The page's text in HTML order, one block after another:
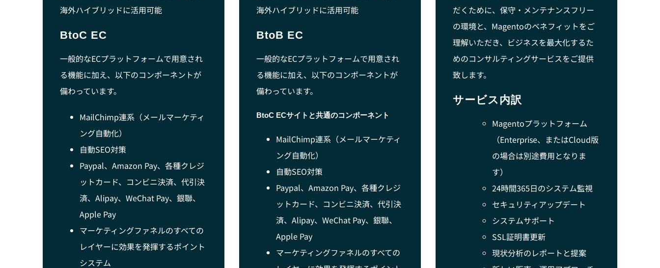
海外ハイブリッドに活用可能
BtoC EC
一般的なECプラットフォームで用意され
る機能に加え、以下のコンポーネントが
備わっています。
MailChimp連系（メールマーケティ
ング自動化）
自動SEO対策
Paypal、Amazon Pay、各種クレジ
ットカード、コンビニ決済、代引決
済、Alipay、WeChat Pay、銀聯、
Apple Pay
マーケティングファネルのすべての
レイヤーに効果を発揮するポイント
システム
海外ハイブリッドに活用可能
BtoB EC
一般的なECプラットフォームで用意され
る機能に加え、以下のコンポーネントが
備わっています。
BtoC ECサイトと共通のコンポーネント
MailChimp連系（メールマーケティ
ング自動化）
自動SEO対策
Paypal、Amazon Pay、各種クレジ
ットカード、コンビニ決済、代引決
済、Alipay、WeChat Pay、銀聯、
Apple Pay
マーケティングファネルのすべての
だくために、保守・メンテナンスフリー
の環境と、Magentoのベネフィットをご
理解いただき、ビジネスを最大化するた
めのコンサルティングサービスをご提供
致します。
サービス内訳
Magentoプラットフォーム
（Enterprise、またはCloud版
の場合は別途費用となりま
す）
24時間365日のシステム監視
セキュリティアップデート
システムサポート
SSL証明書更新
現状分析のレポートと提案